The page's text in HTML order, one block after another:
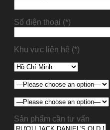
Số điện thoại (*)
Khu vực liên hệ (*)
Sản phẩm cần tư vấn